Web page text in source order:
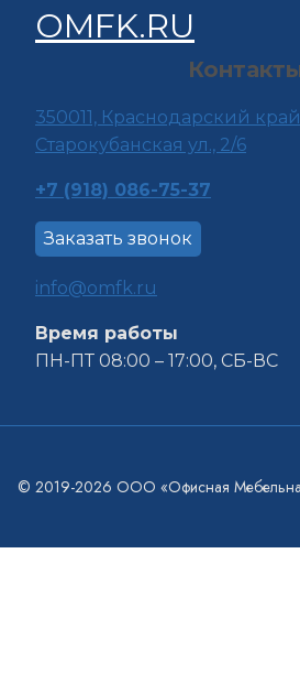
350011, Краснодарский
Старокубанская ул., 2/6
+7 (918) 086-75-37
Заказать звонок
info@omfk.ru
Время работы
ПН-ПТ 08:00 – 17:00, СБ-ВС
© 2019-2026 ООО «Офисная